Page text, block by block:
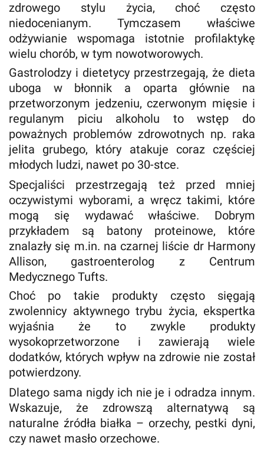
zdrowego stylu życia, choć często
niedocenianym. Tymczasem właściwe
odżywianie wspomaga istotnie profilaktykę
wielu chorób, w tym nowotworowych.
Gastrolodzy i dietetycy przestrzegają, że dieta
uboga w błonnik a oparta głównie na
przetworzonym jedzeniu, czerwonym mięsie i
regulanym piciu alkoholu to wstęp do
poważnych problemów zdrowotnych np. raka
jelita grubego, który atakuje coraz częściej
młodych ludzi, nawet po 30-stce.
Specjaliści przestrzegają też przed mniej
oczywistymi wyborami, a wręcz takimi, które
mogą się wydawać właściwe. Dobrym
przykładem są batony proteinowe, które
znalazły się m.in. na czarnej liście dr Harmony
Allison, gastroenterolog z Centrum
Medycznego Tufts.
Choć po takie produkty często sięgają
zwolennicy aktywnego trybu życia, ekspertka
wyjaśnia że to zwykle produkty
wysokoprzetworzone i zawierają wiele
dodatków, których wpływ na zdrowie nie został
potwierdzony.
Dlatego sama nigdy ich nie je i odradza innym.
Wskazuje, że zdrowszą alternatywą są
naturalne źródła białka – orzechy, pestki dyni,
czy nawet masło orzechowe.